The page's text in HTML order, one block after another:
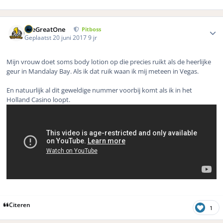
TheGreatOne Pitboss
Geplaatst 20 juni 20179 jr
Mijn vrouw doet soms body lotion op die precies ruikt als de heerlijke
geur in Mandalay Bay. Als ik dat ruik waan ik mij meteen in Vegas.
En natuurlijk al dit geweldige nummer voorbij komt als ik in het
Holland Casino loopt.
Citeren 1